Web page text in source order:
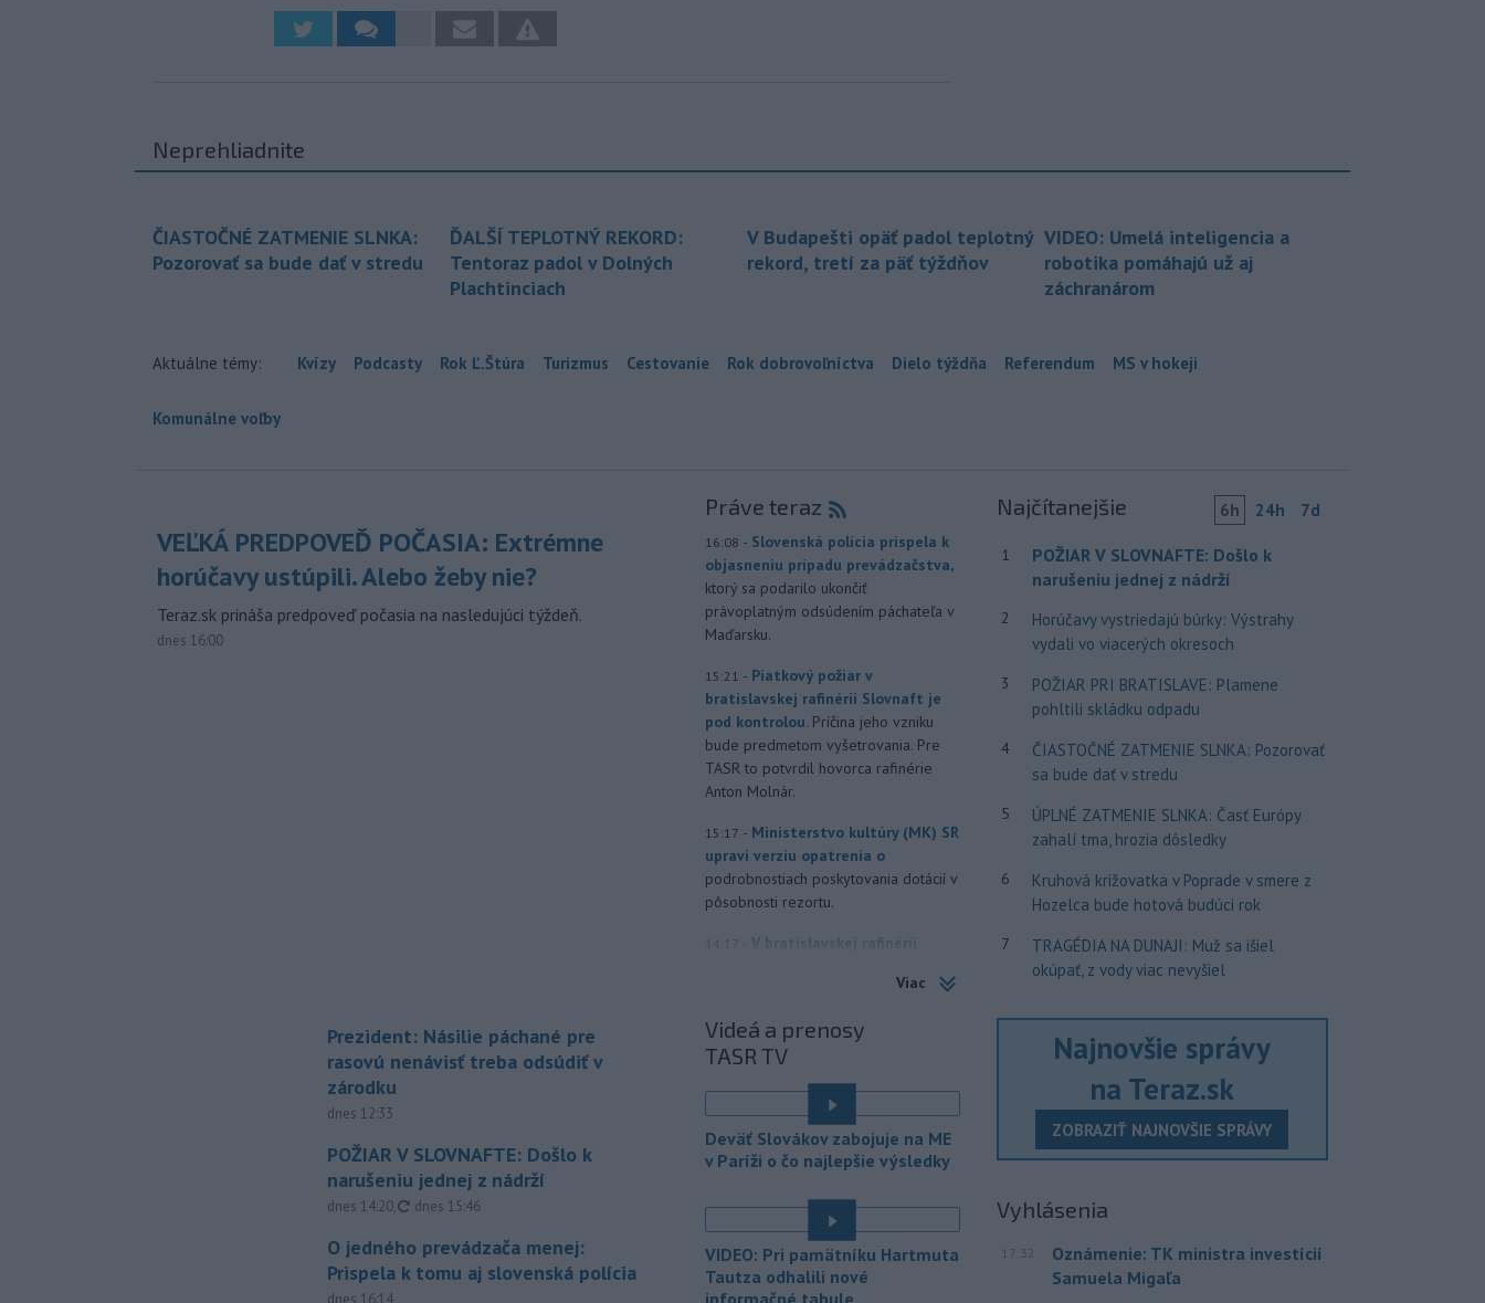
Neprehliadnite
ČIASTOČNÉ ZATMENIE SLNKA:
Pozorovať sa bude dať v stredu
ĎALŠÍ TEPLOTNÝ REKORD:
Tentoraz padol v Dolných
Plachtinciach
V Budapešti opäť padol teplotný
rekord, tretí za päť týždňov
VIDEO: Umelá inteligencia a
robotika pomáhajú už aj
záchranárom
Aktuálne témy: Kvízy Podcasty Rok Ľ.Štúra Turizmus Cestovanie Rok dobrovoľníctva Dielo týždňa Referendum MS v hokeji
Komunálne voľby
VEĽKÁ PREDPOVEĎ POČASIA: Extrémne
horúčavy ustúpili. Alebo žeby nie?
Teraz.sk prináša predpoveď počasia na nasledujúci týždeň.
dnes 16:00
Prezident: Násilie páchané pre
rasovú nenávisť treba odsúdiť v
zárodku
dnes 12:33
POŽIAR V SLOVNAFTE: Došlo k
narušeniu jednej z nádrží
dnes 14:20, aktualizované
dnes 15:46
O jedného prevádzača menej:
Prispela k tomu aj slovenská polícia
dnes 16:14
Práve teraz
16:08 - Slovenská polícia prispela k
objasneniu prípadu prevádzačstva,
ktorý sa podarilo ukončiť
právoplatným odsúdením páchateľa v
Maďarsku.
15:21 - Piatkový požiar v
bratislavskej rafinérii Slovnaft je
pod kontrolou. Príčina jeho vzniku
bude predmetom vyšetrovania. Pre
TASR to potvrdil hovorca rafinérie
Anton Molnár.
15:17 - Ministerstvo kultúry (MK) SR
upraví verziu opatrenia o
podrobnostiach poskytovania dotácií v
pôsobnosti rezortu.
V bratislavskej rafinérii
TASR o tom informovala
nebezpečenstvo.
na festivale môže byť vyššia
úroveň hluku. Je preto dobré držať sa
ďalej od reproduktorov, používať
chrániče sluchu či dodržiavať
12:49 - Podporu kandidatúre
Slovenskej republiky na nestále
členstvov Bezpečnostnej rade
Viac
Videá a prenosy
TASR TV
Deväť Slovákov zabojuje na ME
v Paríži o čo najlepšie výsledky
VIDEO: Pri pamätníku Hartmuta
Tautza odhalili nové
informačné tabule
Najčítanejšie 6h 24h 7d
1
POŽIAR V SLOVNAFTE: Došlo k
narušeniu jednej z nádrží
2
Horúčavy vystriedajú búrky: Výstrahy
vydali vo viacerých okresoch
3
POŽIAR PRI BRATISLAVE: Plamene
pohltili skládku odpadu
4
ČIASTOČNÉ ZATMENIE SLNKA: Pozorovať
sa bude dať v stredu
5
ÚPLNÉ ZATMENIE SLNKA: Časť Európy
zahalí tma, hrozia dôsledky
6
Kruhová križovatka v Poprade v smere z
Hozelca bude hotová budúci rok
7
TRAGÉDIA NA DUNAJI: Muž sa išiel
okúpať, z vody viac nevyšiel
Najnovšie správy
na Teraz.sk
ZOBRAZIŤ NAJNOVŠIE SPRÁVY
Vyhlásenia
17:32
Oznámenie: TK ministra investícií
Samuela Migaľa